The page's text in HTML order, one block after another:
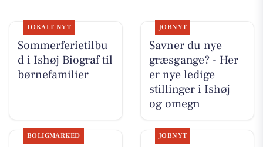
LOKALT NYT
Sommerferietilbu
d i Ishøj Biograf til
børnefamilier
JOBNYT
Savner du nye
græsgange? - Her
er nye ledige
stillinger i Ishøj
og omegn
BOLIGMARKED JOBNYT